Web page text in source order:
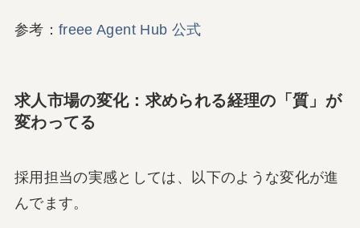
参考： freee Agent Hub 公式
求人市場の変化：求められる経理の「質」が
変わってる
採用担当の実感としては、以下のような変化が進
んでます。